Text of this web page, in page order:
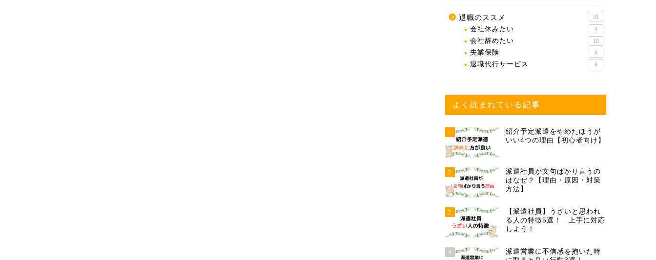
退職のススメ 31
会社休みたい 4
会社辞めたい 19
失業保険 3
退職代行サービス 9
よく読まれている記事
1
紹介予定派遣をやめたほうが
いい4つの理由【初心者向け】
2
派遣社員が文句ばかり言うの
はなぜ？【理由・原因・対策
方法】
3
【派遣社員】うざいと思われ
る人の特徴5選！ 上手に対応
しよう！
4
派遣営業に不信感を抱いた時